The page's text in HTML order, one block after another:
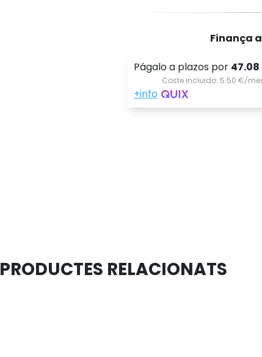
Finança
PRODUCTES RELACIONATS